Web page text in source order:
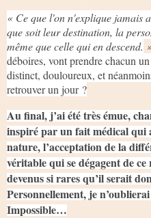
« Ce que l'on n'explique jamais
que soit leur destination, la
même que celle qui en descend.
déboires, vont prendre chacun
distinct, douloureux, et
retrouver un jour ?
Au final, j’ai été très émue,
inspiré par un fait médical qui
nature, l’acceptation de la
véritable qui se dégagent de
devenus si rares qu’il serait
Personnellement, je
Impossible…